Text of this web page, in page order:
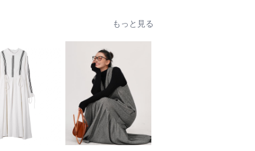
もっと見る